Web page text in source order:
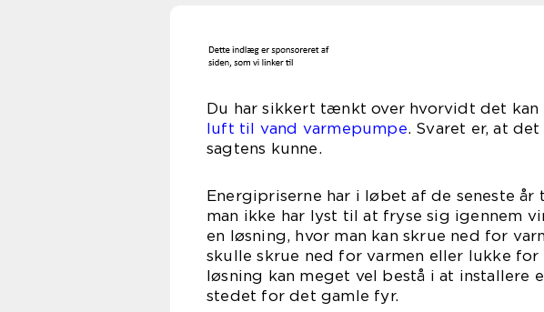
Du har sikkert tænkt over hvorvidt det
luft til vand varmepumpe. Svaret er, at
sagtens kunne.
Energipriserne har i løbet af de seneste
man ikke har lyst til at fryse sig igennem
en løsning, hvor man kan skrue ned for
skulle skrue ned for varmen eller lukke for
løsning kan meget vel bestå i at installere
stedet for det gamle fyr.